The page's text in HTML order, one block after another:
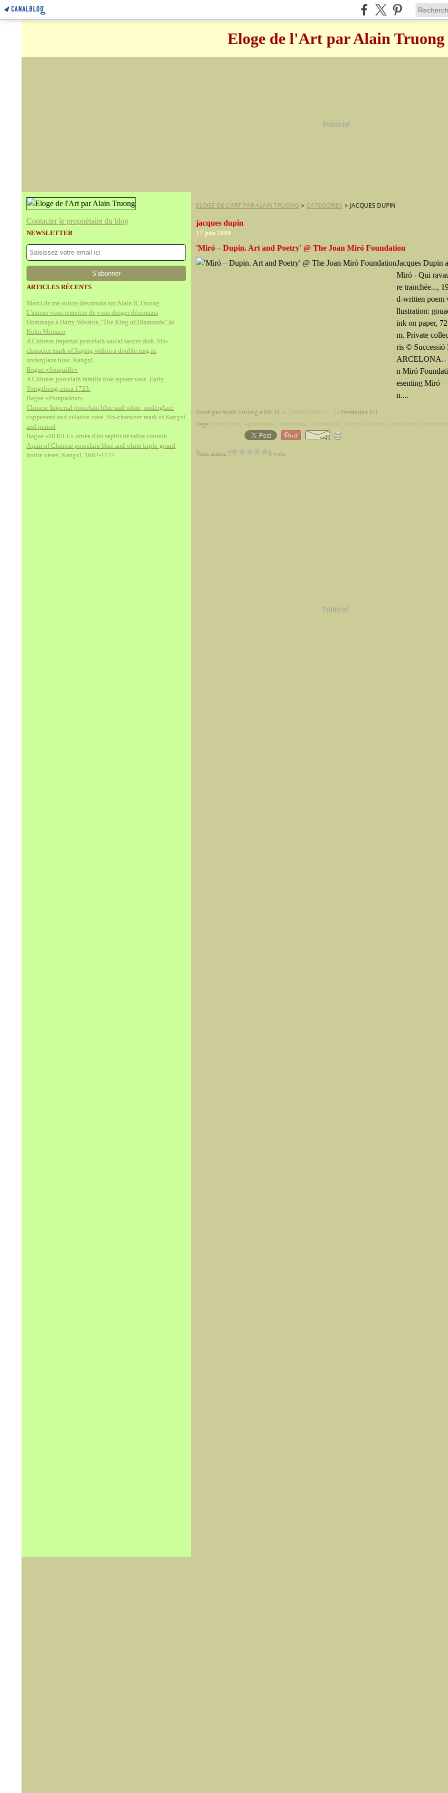
Eloge de l'Art par Alain Truong
Publicité
Contacter le propriétaire du blog
NEWSLETTER
ARTICLES RÉCENTS
Merci de me suivre désormais sur Alain.R.Truong
L'auteur vous remercie de vous diriger désormais
Hommage à Harry Winston "The King of Diamonds" @
Kohn Monaco
A Chinese Imperial porcelain wucai saucer dish. Six-
character mark of Jiajing within a double ring in
underglaze blue, Kangxi,
Bague «Jonquille»
A Chinese porcelain famille rose square vase. Early
Yongzheng, circa 1723.
Bague «Pompadour».
Chinese Imperial porcelain blue and white, underglaze
copper-red and celadon vase. Six-character mark of Kangxi
and period
Bague «BOULE» ornée d'un saphir de taille coussin
A pair of Chinese porcelain blue and white triple-gourd
bottle vases, Kangxi, 1662-1722
ELOGE DE L'ART PAR ALAIN TRUONG > CATEGORIES > JACQUES DUPIN
jacques dupin
17 juin 2009
'Miró – Dupin. Art and Poetry' @ The Joan Miró Foundation
Jacques Dupin
Miró - Qui
re tranchée...,
d-written poem
llustration:
ink on paper,
m. Private
ris © Successió
ARCELONA.-
n Miró
esenting Miró
n....
Posté par Alain Truong à 09:31 - - Permalien [ ]
Tags:
, , , , ,
Vous aimez ? 0 vote
Publicité